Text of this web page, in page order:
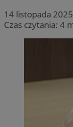
14 listopada
Czas czytania: 4